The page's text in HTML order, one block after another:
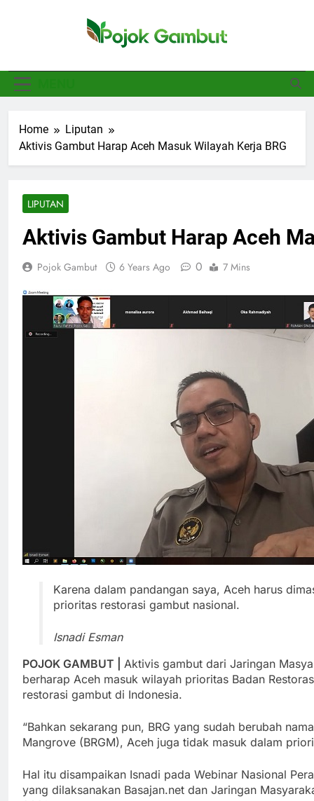
Pojok Gambut
Home
Liputan
Aktivis Gambut Harap Aceh Masuk Wilayah Kerja BRG
LIPUTAN
Aktivis Gambut Harap Aceh
Pojok Gambut 6 Years Ago 0 7 Mins
Karena dalam pandangan saya, Aceh harus
prioritas restorasi gambut nasional.
Isnadi Esman
POJOK GAMBUT | Aktivis gambut dari Jaringan
berharap Aceh masuk wilayah prioritas Badan
restorasi gambut di Indonesia.
“Bahkan sekarang pun, BRG yang sudah berubah
Mangrove (BRGM), Aceh juga tidak masuk dalam
Hal itu disampaikan Isnadi pada Webinar Nasional
yang dilaksanakan Basajan.net dan Jaringan